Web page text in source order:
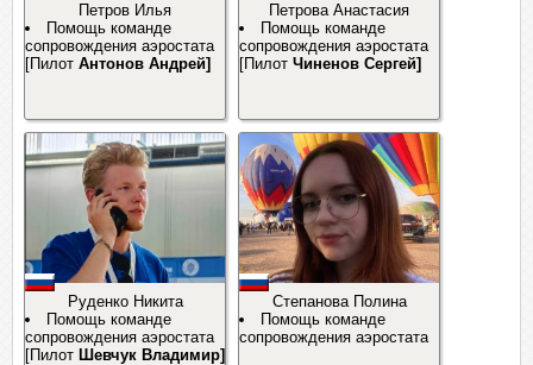
Петров Илья
Помощь команде
сопровождения аэростата
[Пилот Антонов Андрей]
Петрова Анастасия
Помощь команде
сопровождения аэростата
[Пилот Чиненов Сергей]
Руденко Никита
Помощь команде
сопровождения аэростата
[Пилот Шевчук Владимир]
Степанова Полина
Помощь команде
сопровождения аэростата